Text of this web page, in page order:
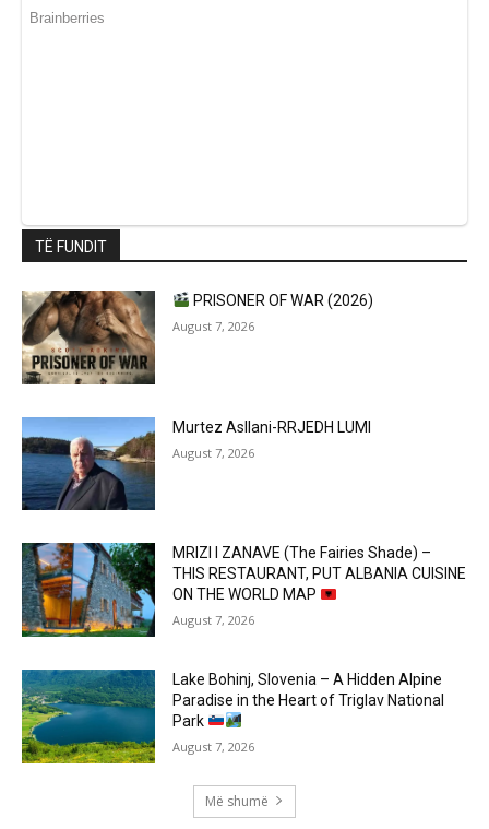
TË FUNDIT
PRISONER OF WAR (2026)
August 7, 2026
Murtez Asllani-RRJEDH LUMI
August 7, 2026
MRIZI I ZANAVE (The Fairies Shade) –
THIS RESTAURANT, PUT ALBANIA CUISINE
ON THE WORLD MAP
August 7, 2026
Lake Bohinj, Slovenia – A Hidden Alpine
Paradise in the Heart of Triglav National
Park
August 7, 2026
Më shumë